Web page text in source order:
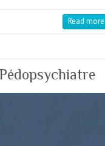
Read more